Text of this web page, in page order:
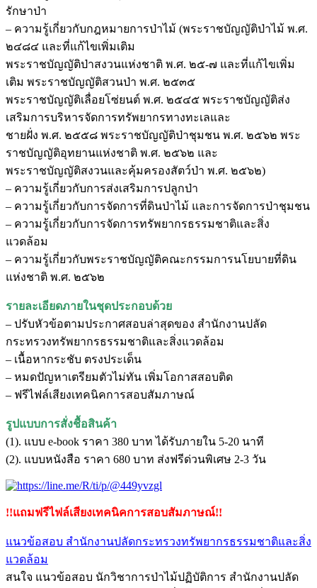
รักษาป่า
– ความรู้เกี่ยวกับกฎหมายการป่าไม้ (พระราชบัญญัติป่าไม้ พ.ศ.
๒๔๘๔ และที่แก้ไขเพิ่มเติม
พระราชบัญญัติป่าสงวนแห่งชาติ พ.ศ. ๒๕-๗ และที่แก้ไขเพิ่ม
เติม พระราชบัญญัติสวนป่า พ.ศ. ๒๕๓๕
พระราชบัญญัติเลื่อยโซ่ยนต์ พ.ศ. ๒๕๔๕ พระราชบัญญัติส่ง
เสริมการบริหารจัดการทรัพยากรทางทะเลและ
ชายฝั่ง พ.ศ. ๒๕๕๘ พระราชบัญญัติป่าชุมชน พ.ศ. ๒๕๖๒ พระ
ราชบัญญัติอุทยานแห่งชาติ พ.ศ. ๒๕๖๒ และ
พระราชบัญญัติสงวนและคุ้มครองสัตว์ป่า พ.ศ. ๒๕๖๒)
– ความรู้เกี่ยวกับการส่งเสริมการปลูกป่า
– ความรู้เกี่ยวกับการจัดการที่ดินป่าไม้ และการจัดการป่าชุมชน
– ความรู้เกี่ยวกับการจัดการทรัพยากรธรรมชาติและสิ่ง
แวดล้อม
– ความรู้เกี่ยวกับพระราชบัญญัติคณะกรรมการนโยบายที่ดิน
แห่งชาติ พ.ศ. ๒๕๖๒
รายละเอียดภายในชุดประกอบด้วย
– ปรับหัวข้อตามประกาศสอบล่าสุดของ สำนักงานปลัด
กระทรวงทรัพยากรธรรมชาติและสิ่งแวดล้อม
– เนื้อหากระชับ ตรงประเด็น
– หมดปัญหาเตรียมตัวไม่ทัน เพิ่มโอกาสสอบติด
– ฟรีไฟล์เสียงเทคนิคการสอบสัมภาษณ์
รูปแบบการสั่งชื้อสินค้า
(1). แบบ e-book ราคา 380 บาท ได้รับภายใน 5-20 นาที
(2). แบบหนังสือ ราคา 680 บาท ส่งฟรีด่วนพิเศษ 2-3 วัน
!!แถมฟรีไฟล์เสียงเทคนิคการสอบสัมภาษณ์!!
แนวข้อสอบ สำนักงานปลัดกระทรวงทรัพยากรธรรมชาติและสิ่ง
แวดล้อม
สนใจ แนวข้อสอบ นักวิชาการป่าไม้ปฏิบัติการ สำนักงานปลัด